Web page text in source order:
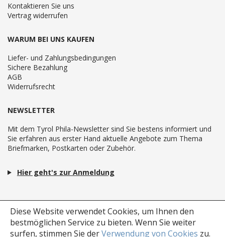
Diese Website verwendet Cookies, um Ihnen den
bestmöglichen Service zu bieten. Wenn Sie weiter
surfen, stimmen Sie derVerwendung von Cookies zu.
Kontaktieren Sie uns
Vertrag widerrufen
WARUM BEI UNS KAUFEN
Liefer- und Zahlungsbedingungen
Sichere Bezahlung
AGB
Widerrufsrecht
NEWSLETTER
Mit dem Tyrol Phila-Newsletter sind Sie bestens informiert und
Sie erfahren aus erster Hand aktuelle Angebote zum Thema
Briefmarken, Postkarten oder Zubehör.
Hier geht's zur Anmeldung